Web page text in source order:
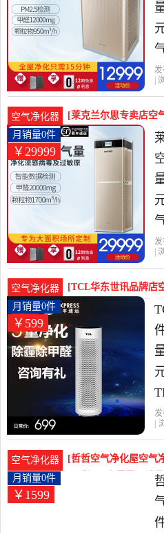
发
|
空气净化器
[莱克兰尔思专卖店空
净空气量空气净化月
￥29999
月销量0件
发
|
空气净化器
[TCL华东世讯品牌店
TKJ200F-A1月销量0
￥599
月销量0件
发
|
空气净化器
[哲哲空气净化屋空气
甲醛加湿去雾霾月销
￥1599
月销量0件